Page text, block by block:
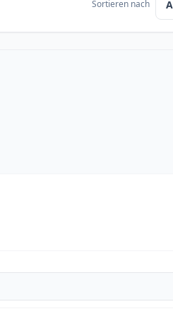
Sortieren nach